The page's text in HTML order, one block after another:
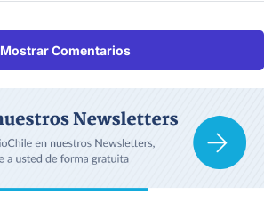
Mostrar Comentarios